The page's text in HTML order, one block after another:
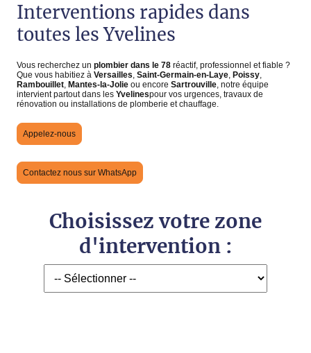
Interventions rapides dans
toutes les Yvelines
Vous recherchez un plombier dans le 78 réactif, professionnel et fiable ?
Que vous habitiez à Versailles Saint-Germain-en-Laye Poissy
Rambouillet Mantes-la-Jolie ou encore Sartrouville , notre équipe
intervient partout dans les Yvelinespour vos urgences, travaux de
rénovation ou installations de plomberie et chauffage.
Appelez-nous
Contactez nous sur WhatsApp
Choisissez votre zone
d'intervention :